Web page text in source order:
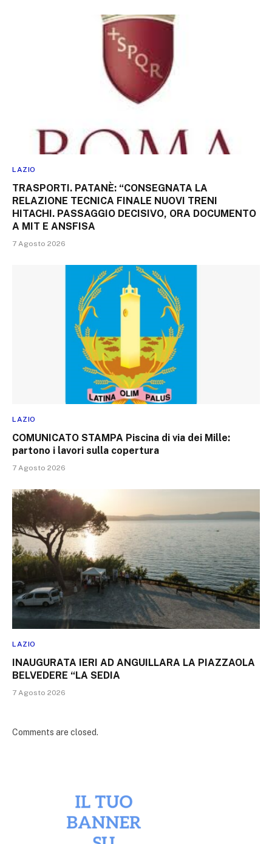
LAZIO
TRASPORTI. PATANÈ: “CONSEGNATA LA
RELAZIONE TECNICA FINALE NUOVI TRENI
HITACHI. PASSAGGIO DECISIVO, ORA DOCUMENTO
A MIT E ANSFISA
7 Agosto 2026
LAZIO
COMUNICATO STAMPA Piscina di via dei Mille:
partono i lavori sulla copertura
7 Agosto 2026
LAZIO
INAUGURATA IERI AD ANGUILLARA LA PIAZZAOLA
BELVEDERE “LA SEDIA
7 Agosto 2026
Comments are closed.